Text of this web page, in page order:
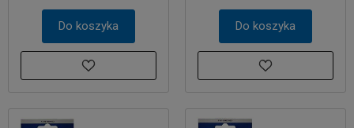
Do koszyka Do koszyka